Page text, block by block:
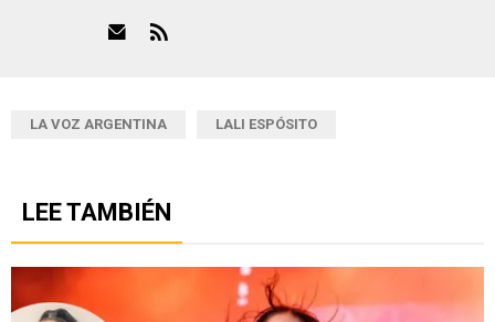
LA VOZ ARGENTINA LALI ESPÓSITO
LEE TAMBIÉN